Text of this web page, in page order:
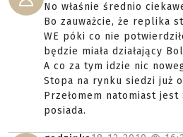
No właśnie średnio
Bo zauważcie, że replika
WE póki co nie
będzie miała działający
A co za tym idzie nic
Stopa na rynku siedzi już
Przełomem natomiast
posiada.